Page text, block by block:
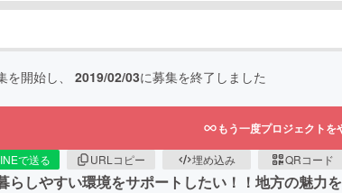
を開始し、 2019/02/03に募集を終了しました
もう一度プロジェクトを
で送る URLコピー 埋め込み QRコード
しやすい環境をサポートしたい！！地方の魅力